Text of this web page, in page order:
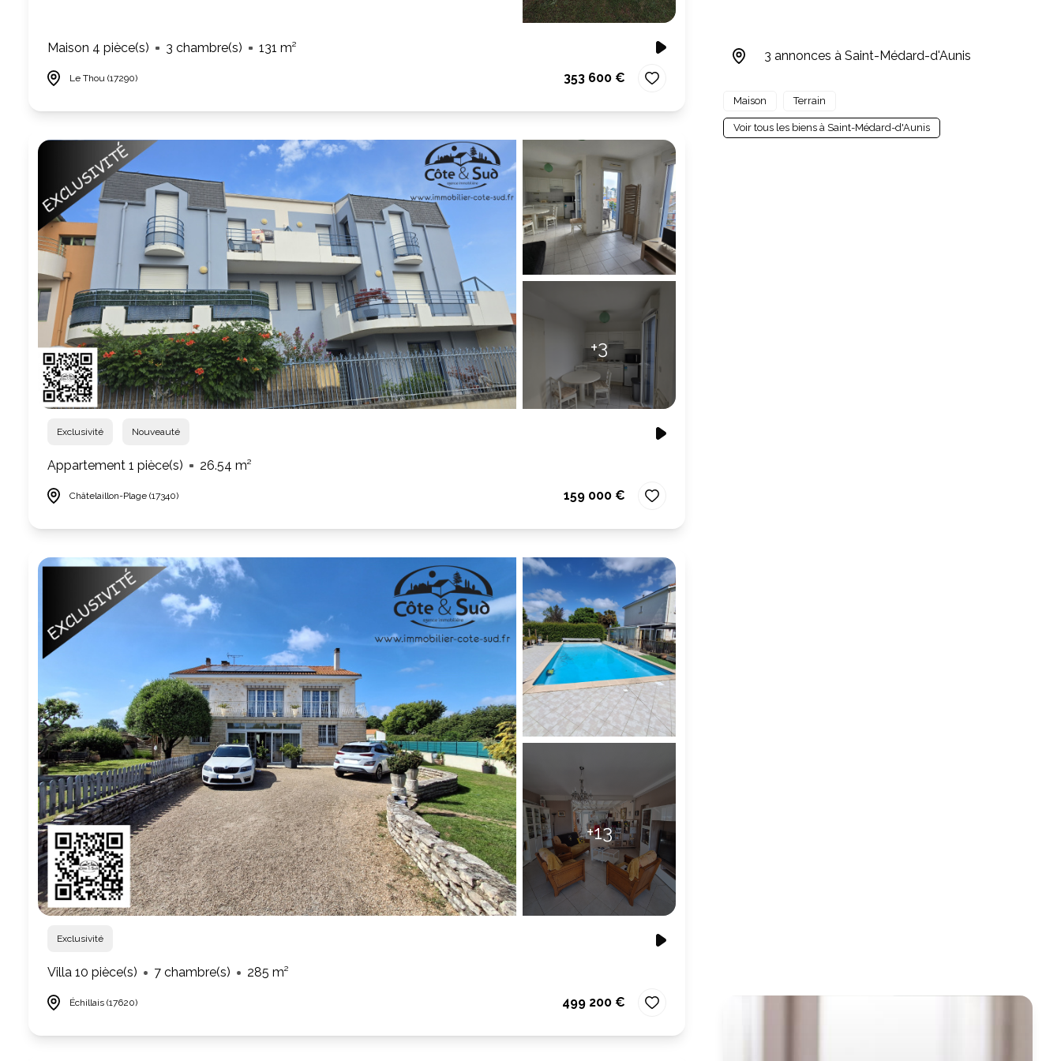
Maison 4 pièce(s) 3 chambre(s) 131 m²
Le Thou (17290) 353 600 €
+3
Exclusivité Nouveauté
Appartement 1 pièce(s) 26.54 m²
Châtelaillon-Plage (17340) 159 000 €
+13
Exclusivité
Villa 10 pièce(s) 7 chambre(s) 285 m²
Échillais (17620) 499 200 €
3 annonces à Saint-Médard-d'Aunis
Maison Terrain
Voir tous les biens à Saint-Médard-d'Aunis